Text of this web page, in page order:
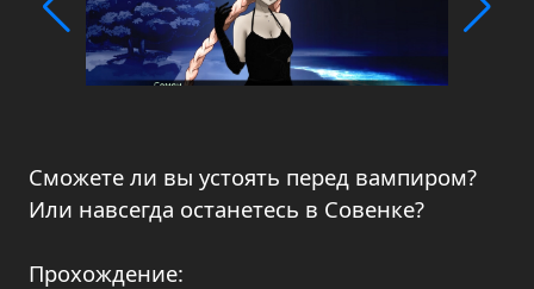
Сможете ли вы устоять перед вампиром?
Или навсегда останетесь в Совенке?
Прохождение: